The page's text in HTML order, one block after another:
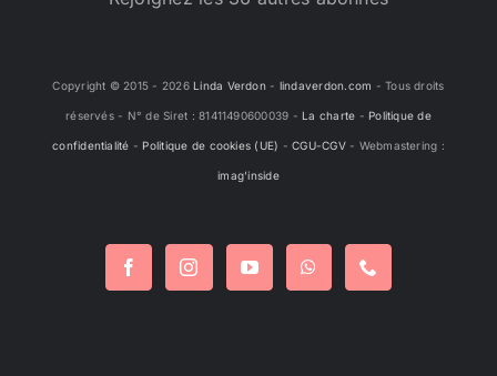
Copyright © 2015 - 2026 Linda Verdon- lindaverdon.com - Tous droits
réservés - N° de Siret : 81411490600039 - La charte - Politique de
confidentialité - Politique de cookies (UE) -CGU-CGV- Webmastering :
imag'inside